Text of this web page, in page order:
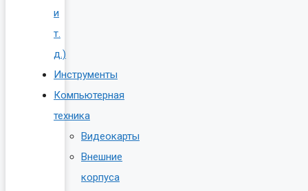
и
т.
д.)
Инструменты
Компьютерная
техника
Видеокарты
Внешние
корпуса